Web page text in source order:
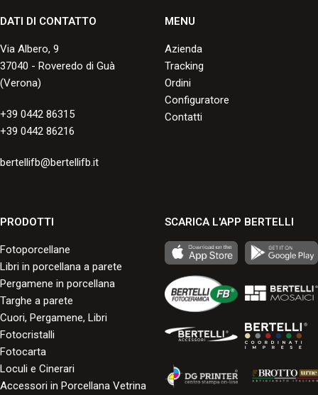
DATI DI CONTATTO
Via Albero, 9
37040 - Roveredo di Guà
(Verona)
+39 0442 86315
+39 0442 86216
bertellifb@bertellifb.it
MENU
Azienda
Tracking
Ordini
Configuratore
Contatti
PRODOTTI
Fotoporcellane
Libri in porcellana a parete
Pergamene in porcellana
Targhe a parete
Cuori, Pergamene, Libri
Fotocristalli
Fotocarta
Loculi e Cinerari
Accessori in Porcellana Vetrina
SCARICA L'APP BERTELLI